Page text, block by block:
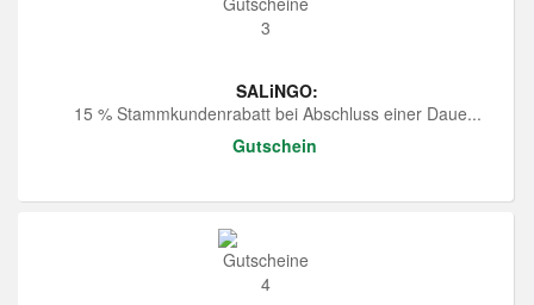
SALiNGO:
15 % Stammkundenrabatt bei Abschluss einer Daue...
Gutschein